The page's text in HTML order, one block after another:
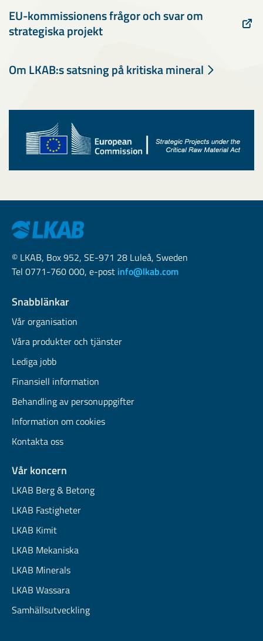
EU-kommissionens frågor och svar om
strategiska projekt
Om LKAB:s satsning på kritiska mineral
© LKAB, Box 952, SE-971 28 Luleå, Sweden
Tel 0771-760 000, e-post info@lkab.com
Snabblänkar
Vår organisation
Våra produkter och tjänster
Lediga jobb
Finansiell information
Behandling av personuppgifter
Information om cookies
Kontakta oss
Vår koncern
LKAB Berg & Betong
LKAB Fastigheter
LKAB Kimit
LKAB Mekaniska
LKAB Minerals
LKAB Wassara
Samhällsutveckling